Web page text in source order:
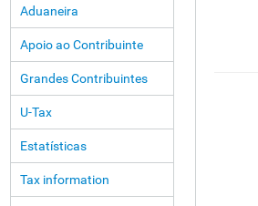
Aduaneira
Apoio ao Contribuinte
Grandes Contribuintes
U-Tax
Estatísticas
Tax information